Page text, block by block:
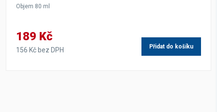
Objem 80 ml
189 Kč
156 Kč bez DPH Přidat do košíku